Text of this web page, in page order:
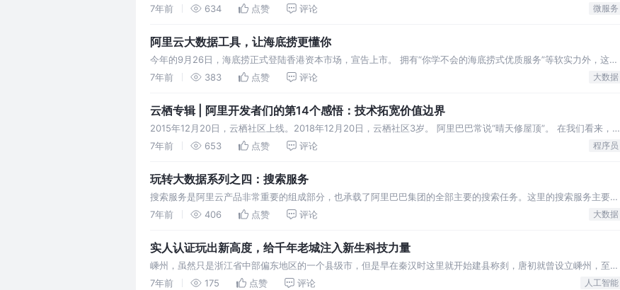
control plane + data plane。 这三种技术怎么能放在一起比较呢？ 的确，从技术定位的角度来讲，它们确实是有很
7年前 634 点赞 评论 微服务
阿里云大数据工具，让海底捞更懂你
今年的9月26日，海底捞正式登陆香港资本市场，宣告上市。 拥有“你学不会的海底捞式优质服务”等软实力外，这家
餐饮业创新的标志性企业，已经通过和阿里云等企业合作，透过先进的互联网技术开始新的蜕变。 在一整套技术改造
7年前 383 点赞 评论 大数据
云栖专辑 | 阿里开发者们的第14个感悟：技术拓宽价值边界
2015年12月20日，云栖社区上线。2018年12月20日，云栖社区3岁。 阿里巴巴常说“晴天修屋顶”。 在我们看来，寒
冬中，最值得投资的是学习，是增厚的知识储备。 所以社区特别制作了这个专辑——分享给开发者们20个弥足珍贵
7年前 653 点赞 评论 程序员
玩转大数据系列之四：搜索服务
搜索服务是阿里云产品非常重要的组成部分，也承载了阿里巴巴集团的全部主要的搜索任务。这里的搜索服务主要包
含两个产品：阿里云Elasticsearch和开放搜索OpenSearch。 本文将介绍如何玩转阿里云搜索的大数据服务。 阿里
7年前 406 点赞 评论 大数据
实人认证玩出新高度，给千年老城注入新生科技力量
嵊州，虽然只是浙江省中部偏东地区的一个县级市，但是早在秦汉时这里就开始建县称剡，唐初就曾设立嵊州，至今
已经有2150多年历史。这个古老的城市不仅是书法大圣王羲之的故乡，更是中国第二大剧种越剧的起源地，且风景如
7年前 175 点赞 评论 人工智能